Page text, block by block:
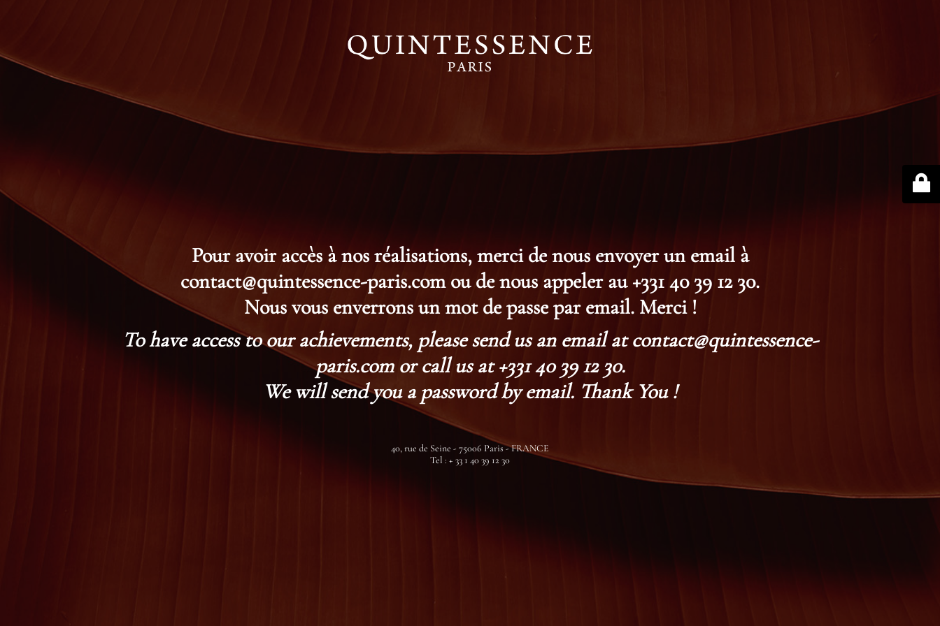
Pour avoir accès à nos réalisations, merci de nous envoyer un email à
contact@quintessence-paris.com ou de nous appeler au +331 40 39 12 30.
Nous vous enverrons un mot de passe par email. Merci !
To have access to our achievements, please send us an email at contact@quintessence-
paris.com or call us at +331 40 39 12 30.
We will send you a password by email. Thank You !
40, rue de Seine - 75006 Paris - FRANCE
Tel : + 33 1 40 39 12 30